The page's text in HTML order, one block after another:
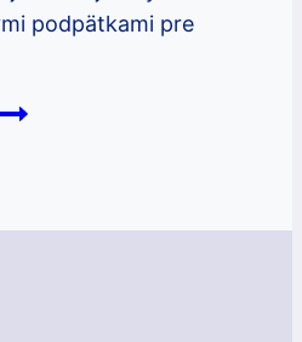
podpätkami pre